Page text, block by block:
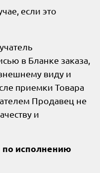
если это
в Бланке заказа,
виду и
приемки Товара
Продавец не
и
по исполнению